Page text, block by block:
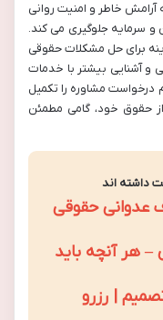
آرامش خاطر و امنیت روانی
و سرمایه جلوگیری می کند.
برای حل مشکلات حقوقی
آشنایی بیشتر با خدمات
درخواست مشاوره را تکمیل
حقوق خود، گامی مطمئن
داشته اند
عدوانی حقوقی
– هر آنچه باید
| رزرو